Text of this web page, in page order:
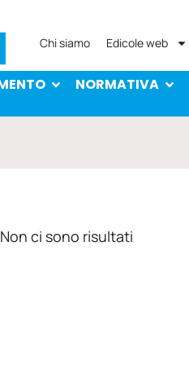
Chi siamo Edicole web
NORMATIVA
Non ci sono risultati